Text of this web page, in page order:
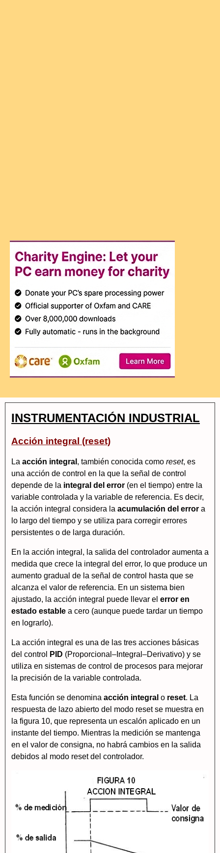
INSTRUMENTACIÓN INDUSTRIAL
Acción integral (reset)
La acción integral , también conocida como reset, es
una acción de control en la que la señal de control
depende de la integral del error (en el tiempo) entre la
variable controlada y la variable de referencia. Es decir,
la acción integral considera la acumulación del error a
lo largo del tiempo y se utiliza para corregir errores
persistentes o de larga duración.
En la acción integral, la salida del controlador aumenta a
medida que crece la integral del error, lo que produce un
aumento gradual de la señal de control hasta que se
alcanza el valor de referencia. En un sistema bien
ajustado, la acción integral puede llevar el error en
estado estable a cero (aunque puede tardar un tiempo
en lograrlo).
La acción integral es una de las tres acciones básicas
del control
PID (Proporcional–Integral–Derivativo) y se
utiliza en sistemas de control de procesos para mejorar
la precisión de la variable controlada.
Esta función se denomina acción integral o reset. La
respuesta de lazo abierto del modo reset se muestra en
la figura 10, que representa un escalón aplicado en un
instante del tiempo. Mientras la medición se mantenga
en el valor de consigna, no habrá cambios en la salida
debidos al modo reset del controlador.